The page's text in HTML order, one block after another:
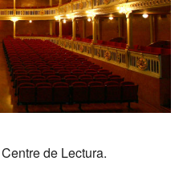
de Lectura.